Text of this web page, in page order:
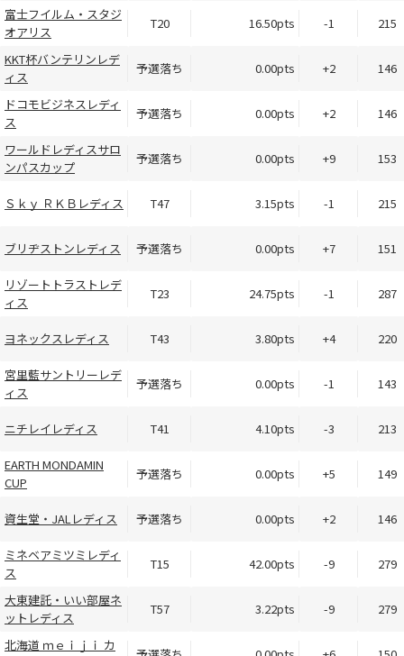
富士フイルム・スタジ
オアリス
T20 16.50pts -1 215
KKT杯バンテリンレデ
ィス
予選落ち 0.00pts +2 146
ドコモビジネスレディ
ス
予選落ち 0.00pts +2 146
ワールドレディスサロ
ンパスカップ
予選落ち 0.00pts +9 153
Ｓｋｙ ＲＫＢレディス T47 3.15pts -1 215
ブリヂストンレディス 予選落ち 0.00pts +7 151
リゾートトラストレデ
ィス
T23 24.75pts -1 287
ヨネックスレディス T43 3.80pts +4 220
宮里藍サントリーレデ
ィス
予選落ち 0.00pts -1 143
ニチレイレディス T41 4.10pts -3 213
EARTH MONDAMIN
CUP
予選落ち 0.00pts +5 149
資生堂・JALレディス 予選落ち 0.00pts +2 146
ミネベアミツミレディ
ス
T15 42.00pts -9 279
大東建託・いい部屋ネ
ットレディス
T57 3.22pts -9 279
北海道 ｍｅｉｊｉ カ